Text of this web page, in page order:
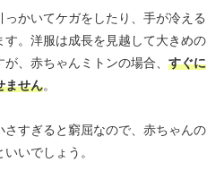
かいてケガをしたり、手が冷える
。洋服は成長を見越して大きめの
、赤ちゃんミトンの場合、 すぐに
ません。
すぎると窮屈なので、赤ちゃんの
いでしょう。